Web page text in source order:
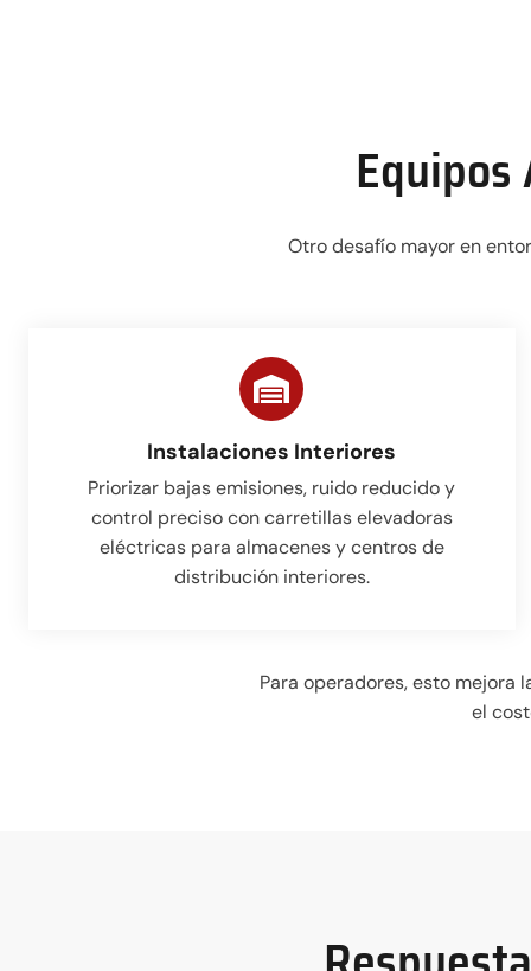
Otro desafío mayor en
Instalaciones Interiores
Priorizar bajas emisiones, ruido reducido y
control preciso con carretillas elevadoras
eléctricas para almacenes y centros de
distribución interiores.
Para operadores, esto mejora
el